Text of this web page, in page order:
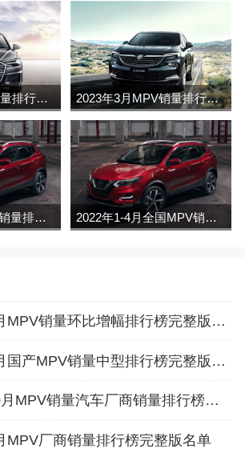
2023年5月MPV销量排行榜完整版名单 2023年3月MPV销量排行榜完整版名单
2022年1-5月MPV销量排行榜 2022年1-4月全国MPV销量排行榜完整版
2020年9月MPV销量环比增幅排行榜完整版名单
2019年8月国产MPV销量中型排行榜完整版名单
2018年10月MPV销量汽车厂商销量排行榜完整版名单
MPV厂商销量排行榜完整版名单